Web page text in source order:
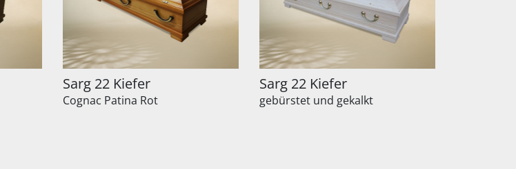
Sarg 22 Kiefer
Cognac Patina Rot
Sarg 22 Kiefer
gebürstet und gekalkt